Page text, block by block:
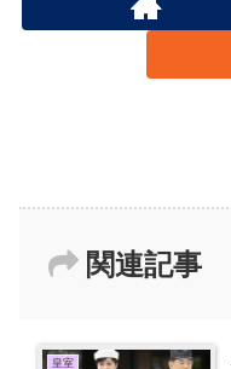
関連記事
皇室